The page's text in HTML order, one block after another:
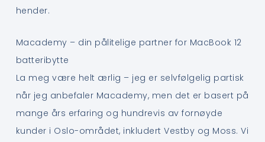
hender.
Macademy – din pålitelige partner for MacBook 12
batteribytte
La meg være helt ærlig – jeg er selvfølgelig partisk
når jeg anbefaler Macademy, men det er basert på
mange års erfaring og hundrevis av fornøyde
kunder i Oslo-området, inkludert Vestby og Moss. Vi